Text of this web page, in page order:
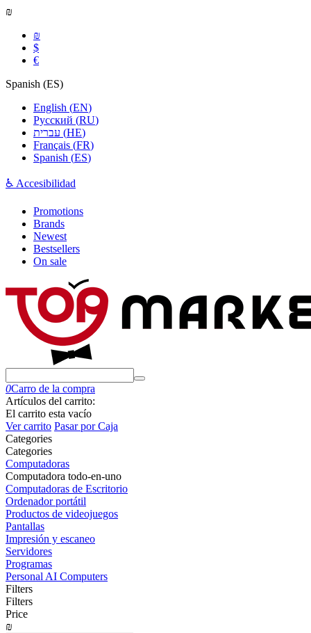
₪
₪
$
€
Spanish (ES)
English (EN)
Русский (RU)
(HE)
Français (FR)
Spanish (ES)
♿ Accesibilidad
Promotions
Brands
Newest
Bestsellers
On sale
0Carro de la compra
Artículos del carrito:
El carrito esta vacío
Ver carrito Pasar por Caja
Сategories
Сategories
Computadoras
Computadora todo-en-uno
Computadoras de Escritorio
Ordenador portátil
Productos de videojuegos
Pantallas
Impresión y escaneo
Servidores
Programas
Personal AI Computers
Filters
Filters
Price
₪